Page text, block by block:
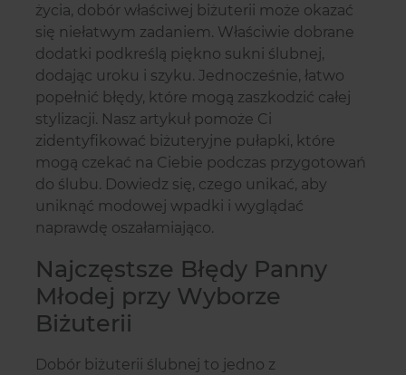
życia, dobór właściwej biżuterii może okazać
się niełatwym zadaniem. Właściwie dobrane
dodatki podkreślą piękno sukni ślubnej,
dodając uroku i szyku. Jednocześnie, łatwo
popełnić błędy, które mogą zaszkodzić całej
stylizacji. Nasz artykuł pomoże Ci
zidentyfikować biżuteryjne pułapki, które
mogą czekać na Ciebie podczas przygotowań
do ślubu. Dowiedz się, czego unikać, aby
uniknąć modowej wpadki i wyglądać
naprawdę oszałamiająco.
Najczęstsze Błędy Panny
Młodej przy Wyborze
Biżuterii
Dobór biżuterii ślubnej to jedno z